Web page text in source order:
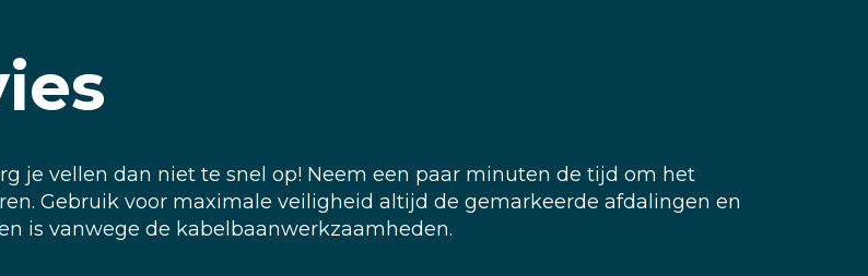
je vellen dan niet te snel op! Neem een paar minuten de tijd om het
Gebruik voor maximale veiligheid altijd de gemarkeerde afdalingen en
is vanwege de kabelbaanwerkzaamheden.